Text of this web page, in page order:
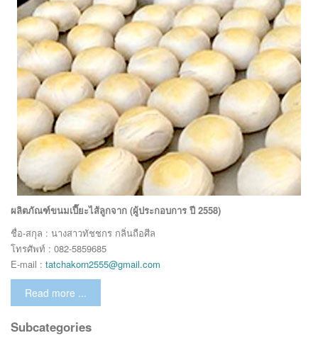
ผลิตภัณฑ์ขนมเปี๊ยะไส้ลูกจาก (ผู้ประกอบการ ปี 2558)
ชื่อ-สกุล : นางสาวทัชชกร กลิ่นถือศีล
โทรศัพท์ : 082-5859685
E-mail : tatchakorn2555@gmail.com
Read more ...
Subcategories